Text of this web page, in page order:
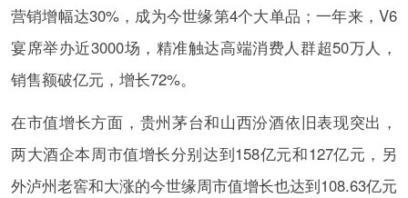
营销增幅达30%，成为今世缘第4个大单品；一年来，V6
宴席举办近3000场，精准触达高端消费人群超50万人，
销售额破亿元，增长72%。
在市值增长方面，贵州茅台和山西汾酒依旧表现突出，
两大酒企本周市值增长分别达到158亿元和127亿元，另
外泸州老窖和大涨的今世缘周市值增长也达到108.63亿元